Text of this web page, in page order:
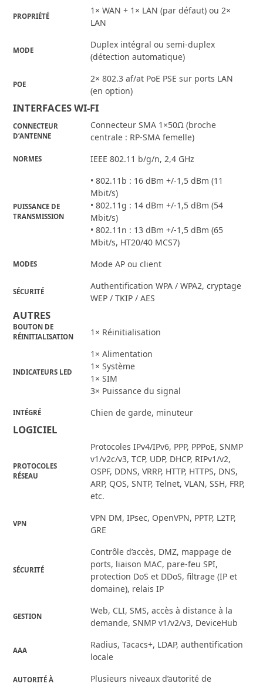
PROPRIÉTÉ
1× WAN + 1× LAN (par défaut) ou 2×
LAN
MODE
Duplex intégral ou semi-duplex
(détection automatique)
POE
2× 802.3 af/at PoE PSE sur ports LAN
(en option)
INTERFACES WI-FI
CONNECTEUR
D’ANTENNE
Connecteur SMA 1×50Ω (broche
centrale : RP-SMA femelle)
NORMES IEEE 802.11 b/g/n, 2,4 GHz
PUISSANCE DE
TRANSMISSION
• 802.11b : 16 dBm +/-1,5 dBm (11
Mbit/s)
• 802.11g : 14 dBm +/-1,5 dBm (54
Mbit/s)
• 802.11n : 13 dBm +/-1,5 dBm (65
Mbit/s, HT20/40 MCS7)
MODES Mode AP ou client
SÉCURITÉ
Authentification WPA / WPA2, cryptage
WEP / TKIP / AES
AUTRES
BOUTON DE
RÉINITIALISATION
1× Réinitialisation
INDICATEURS LED
1× Alimentation
1× Système
1× SIM
3× Puissance du signal
INTÉGRÉ Chien de garde, minuteur
LOGICIEL
PROTOCOLES
RÉSEAU
Protocoles IPv4/IPv6, PPP, PPPoE, SNMP
v1/v2c/v3, TCP, UDP, DHCP, RIPv1/v2,
OSPF, DDNS, VRRP, HTTP, HTTPS, DNS,
ARP, QOS, SNTP, Telnet, VLAN, SSH, FRP,
etc.
VPN
VPN DM, IPsec, OpenVPN, PPTP, L2TP,
GRE
SÉCURITÉ
Contrôle d’accès, DMZ, mappage de
ports, liaison MAC, pare-feu SPI,
protection DoS et DDoS, filtrage (IP et
domaine), relais IP
GESTION
Web, CLI, SMS, accès à distance à la
demande, SNMP v1/v2/v3, DeviceHub
AAA
Radius, Tacacs+, LDAP, authentification
locale
AUTORITÉ À
Plusieurs niveaux d’autorité de